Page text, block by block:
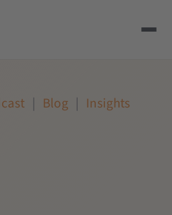
| Blog | Insights